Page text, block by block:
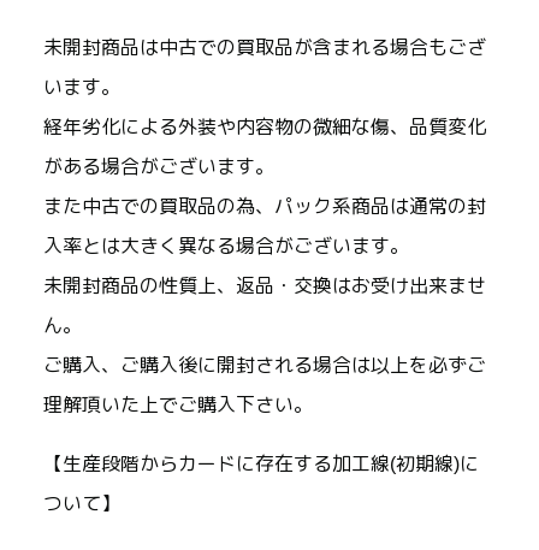
未開封商品は中古での買取品が含まれる場合もござ
います。
経年劣化による外装や内容物の微細な傷、品質変化
がある場合がございます。
また中古での買取品の為、パック系商品は通常の封
入率とは大きく異なる場合がございます。
未開封商品の性質上、返品・交換はお受け出来ませ
ん。
ご購入、ご購入後に開封される場合は以上を必ずご
理解頂いた上でご購入下さい。
【生産段階からカードに存在する加工線(初期線)に
ついて】